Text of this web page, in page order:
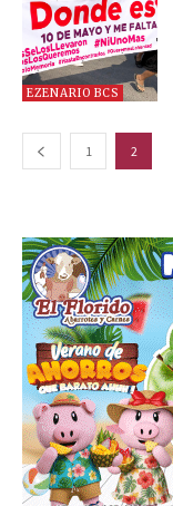
EZENARIO BCS
1 2